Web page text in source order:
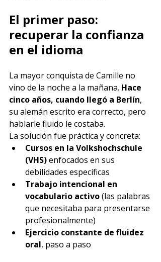
El primer paso:
recuperar la confianza
en el idioma
La mayor conquista de Camille no
vino de la noche a la mañana. Hace
cinco años, cuando llegó a Berlín,
su alemán escrito era correcto, pero
hablarle fluido le costaba.
La solución fue práctica y concreta:
Cursos en la Volkshochschule
(VHS) enfocados en sus
debilidades específicas
Trabajo intencional en
vocabulario activo (las palabras
que necesitaba para presentarse
profesionalmente)
Ejercicio constante de fluidez
oral, paso a paso